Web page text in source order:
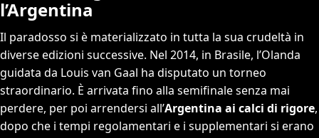
l’Argentina
Il paradosso si è materializzato in tutta la sua crudeltà in
diverse edizioni successive. Nel 2014, in Brasile, l’Olanda
guidata da Louis van Gaal ha disputato un torneo
straordinario. È arrivata fino alla semifinale senza mai
perdere, per poi arrendersi all’Argentina ai calci di rigore,
dopo che i tempi regolamentari e i supplementari si erano